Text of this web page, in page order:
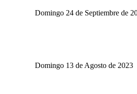
Domingo 24 de Septiembre de
Domingo 13 de Agosto de 2023